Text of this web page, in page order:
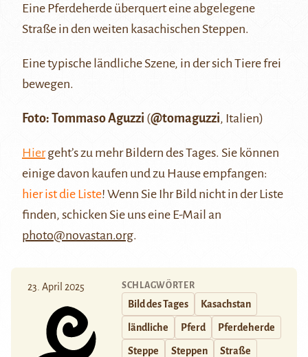
Eine Pferdeherde überquert eine abgelegene
Straße in den weiten kasachischen Steppen.
Eine typische ländliche Szene, in der sich Tiere frei
bewegen.
Foto: Tommaso Aguzzi (@tomaguzzi, Italien)
Hiergeht’s zu mehr Bildern des Tages. Sie können
einige davon kaufen und zu Hause empfangen:
hier ist die Liste! Wenn Sie Ihr Bild nicht in der Liste
finden, schicken Sie uns eine E-Mail an
photo@novastan.org.
23. April 2025 SCHLAGWÖRTER
Bild des Tages Kasachstan
ländliche Pferd Pferdeherde
Steppe Steppen Straße